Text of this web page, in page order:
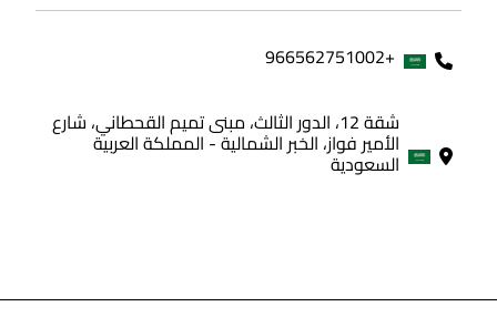
+966562751002
شقة 12، الدور الثالث، مبنى تميم القحطاني، شارع
الأمير فواز، الخبر الشمالية - المملكة العربية
السعودية